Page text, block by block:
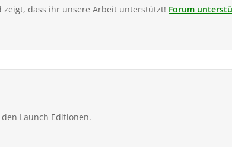
dass ihr unsere Arbeit unterstützt! Forum
Launch Editionen.